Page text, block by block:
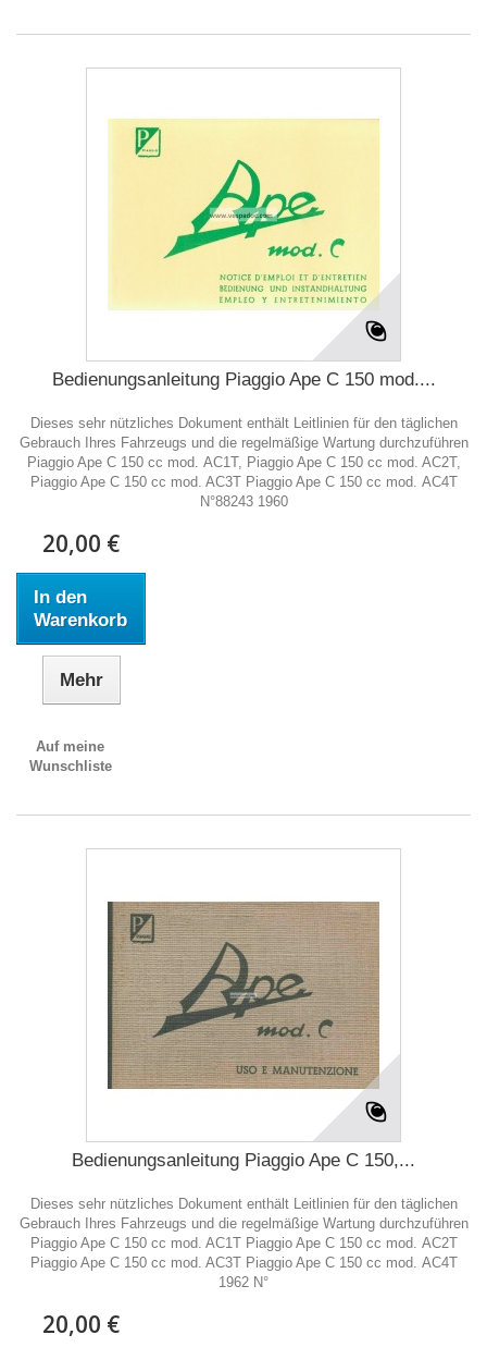
Bedienungsanleitung Piaggio Ape C 150 mod....
Dieses sehr nützliches Dokument enthält Leitlinien für den täglichen
Gebrauch Ihres Fahrzeugs und die regelmäßige Wartung durchzuführen
Piaggio Ape C 150 cc mod. AC1T, Piaggio Ape C 150 cc mod. AC2T,
Piaggio Ape C 150 cc mod. AC3T Piaggio Ape C 150 cc mod. AC4T
N°88243 1960
20,00 €
In den
Warenkorb
Mehr
Auf meine
Wunschliste
Bedienungsanleitung Piaggio Ape C 150,...
Dieses sehr nützliches Dokument enthält Leitlinien für den täglichen
Gebrauch Ihres Fahrzeugs und die regelmäßige Wartung durchzuführen
Piaggio Ape C 150 cc mod. AC1T Piaggio Ape C 150 cc mod. AC2T
Piaggio Ape C 150 cc mod. AC3T Piaggio Ape C 150 cc mod. AC4T
1962 N°
20,00 €